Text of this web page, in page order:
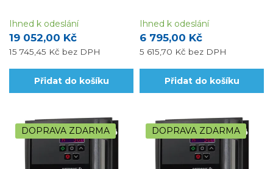
19 052,00 Kč
15 745,45 Kč bez DPH
Ihned k odeslání
Přidat do košíku
6 795,00 Kč
5 615,70 Kč bez DPH
Ihned k odeslání
Přidat do košíku
DOPRAVA ZDARMA DOPRAVA ZDARMA